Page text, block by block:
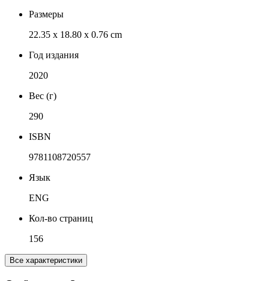
Размеры
22.35 x 18.80 x 0.76 cm
Год издания
2020
Вес (г)
290
ISBN
9781108720557
Язык
ENG
Кол-во страниц
156
Все характеристики